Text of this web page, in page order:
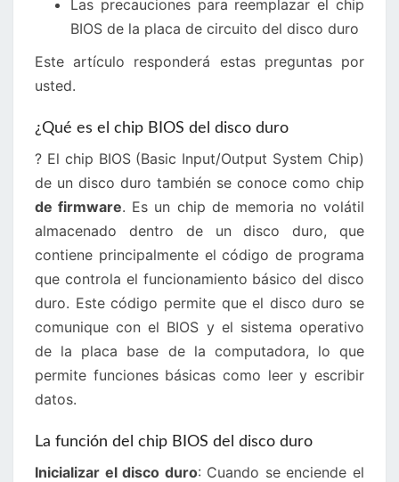
Las precauciones para reemplazar el chip
BIOS de la placa de circuito del disco duro
Este artículo responderá estas preguntas por
usted.
¿Qué es el chip BIOS del disco duro
? El chip BIOS (Basic Input/Output System Chip)
de un disco duro también se conoce como chip
de firmware. Es un chip de memoria no volátil
almacenado dentro de un disco duro, que
contiene principalmente el código de programa
que controla el funcionamiento básico del disco
duro. Este código permite que el disco duro se
comunique con el BIOS y el sistema operativo
de la placa base de la computadora, lo que
permite funciones básicas como leer y escribir
datos.
La función del chip BIOS del disco duro
Inicializar el disco duro: Cuando se enciende el